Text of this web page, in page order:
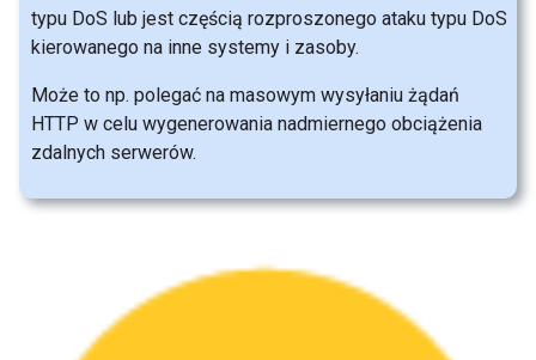
typu DoS lub jest częścią rozproszonego ataku typu DoS
kierowanego na inne systemy i zasoby.
Może to np. polegać na masowym wysyłaniu żądań
HTTP w celu wygenerowania nadmiernego obciążenia
zdalnych serwerów.